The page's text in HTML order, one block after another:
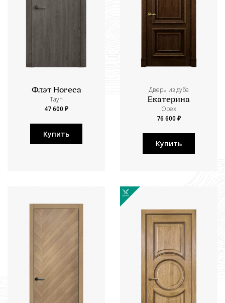
Флэт Horeca
Тауп
47 600 ₽
Купить
Дверь из дуба
Екатерина
Орех
76 600 ₽
Купить